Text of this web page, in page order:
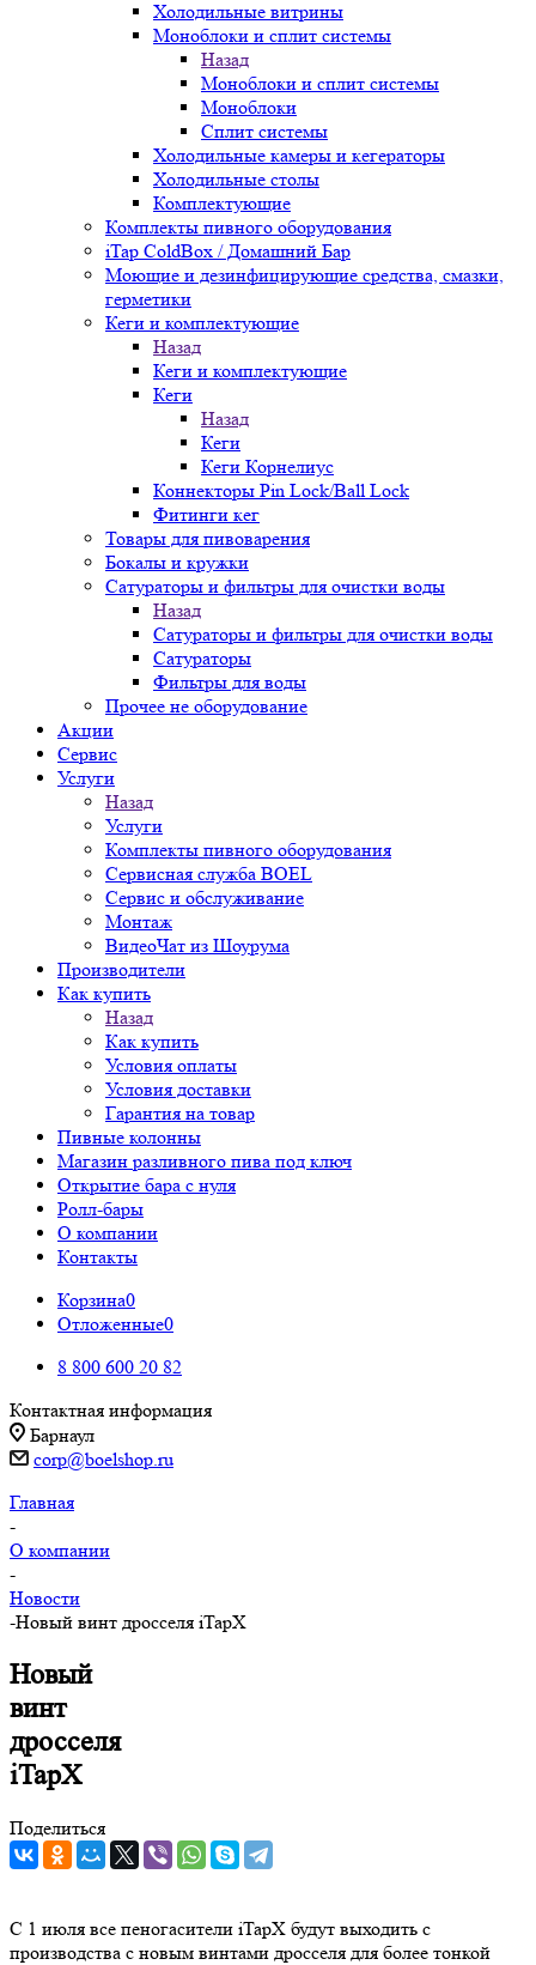
Холодильные витрины
Моноблоки и сплит системы
Назад
Моноблоки и сплит системы
Моноблоки
Сплит системы
Холодильные камеры и кегераторы
Холодильные столы
Комплектующие
Комплекты пивного оборудования
iTap ColdBox / Домашний Бар
Моющие и дезинфицирующие средства, смазки,
герметики
Кеги и комплектующие
Назад
Кеги и комплектующие
Кеги
Назад
Кеги
Кеги Корнелиус
Коннекторы Pin Lock/Ball Lock
Фитинги кег
Товары для пивоварения
Бокалы и кружки
Сатураторы и фильтры для очистки воды
Назад
Сатураторы и фильтры для очистки воды
Сатураторы
Фильтры для воды
Прочее не оборудование
Акции
Сервис
Услуги
Назад
Услуги
Комплекты пивного оборудования
Сервисная служба BOEL
Сервис и обслуживание
Монтаж
ВидеоЧат из Шоурума
Производители
Как купить
Назад
Как купить
Условия оплаты
Условия доставки
Гарантия на товар
Пивные колонны
Магазин разливного пива под ключ
Открытие бара с нуля
Ролл-бары
О компании
Контакты
Корзина0
Отложенные0
8 800 600 20 82
Контактная информация
Барнаул
corp@boelshop.ru
Главная
-
О компании
-
Новости
-Новый винт дросселя iTapX
Новый
винт
дросселя
iTapX
Поделиться
С 1 июля все пеногасители iTapX будут выходить с
производства с новым винтами дросселя для более тонкой